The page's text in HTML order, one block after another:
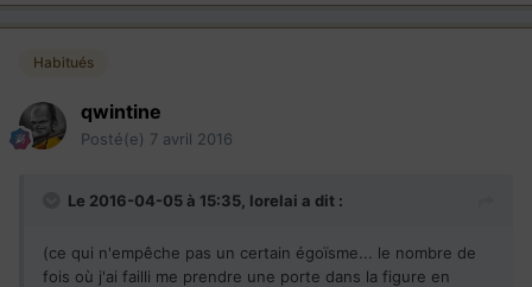
Habitués
qwintine
Posté(e) 7 avril 2016
Le 2016-04-05 à 15:35, lorelai a dit :
(ce qui n'empêche pas un certain égoïsme... le nombre de
fois où j'ai failli me prendre une porte dans la figure en